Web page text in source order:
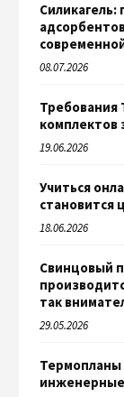
08.07.2026
Требования
19.06.2026
Учиться
становится
18.06.2026
Свинцовый
так
29.05.2026
Термопланы